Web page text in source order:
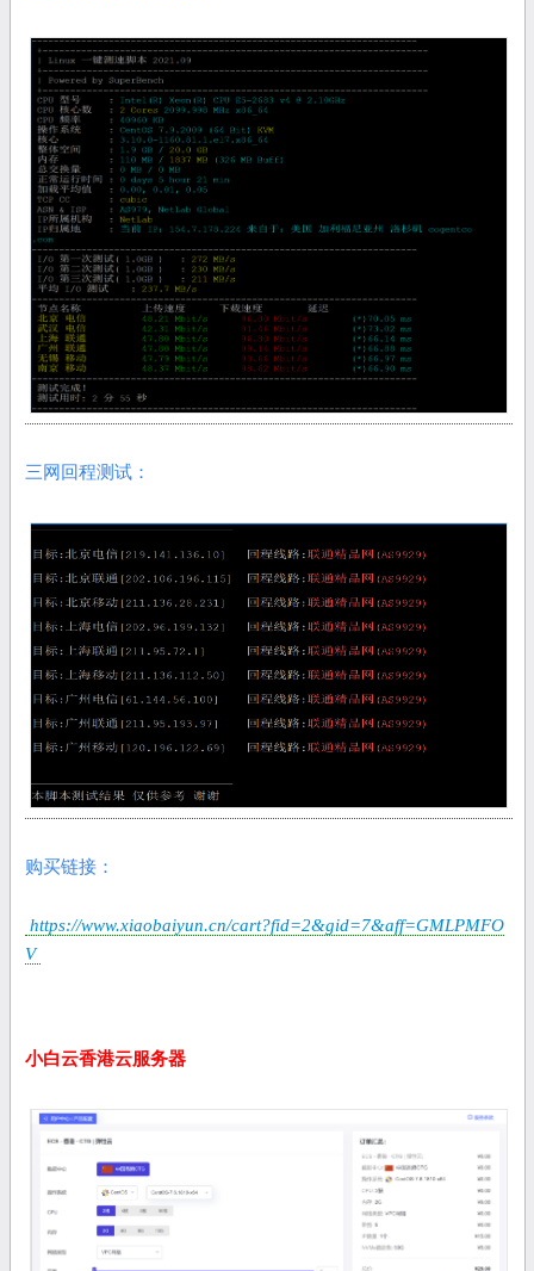
三网回程测试：
购买链接：
https://www.xiaobaiyun.cn/cart?fid=2&gid=7&aff=GMLPMFO
V
小白云香港云服务器